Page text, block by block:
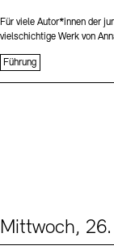
Für viele Autor*innen der
vielschichtige Werk von
Führung
Mittwoch,